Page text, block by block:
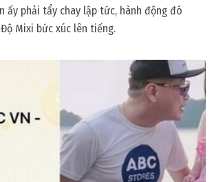
ấy phải tẩy chay lập tức, hành động đó
Mixi bức xúc lên tiếng.